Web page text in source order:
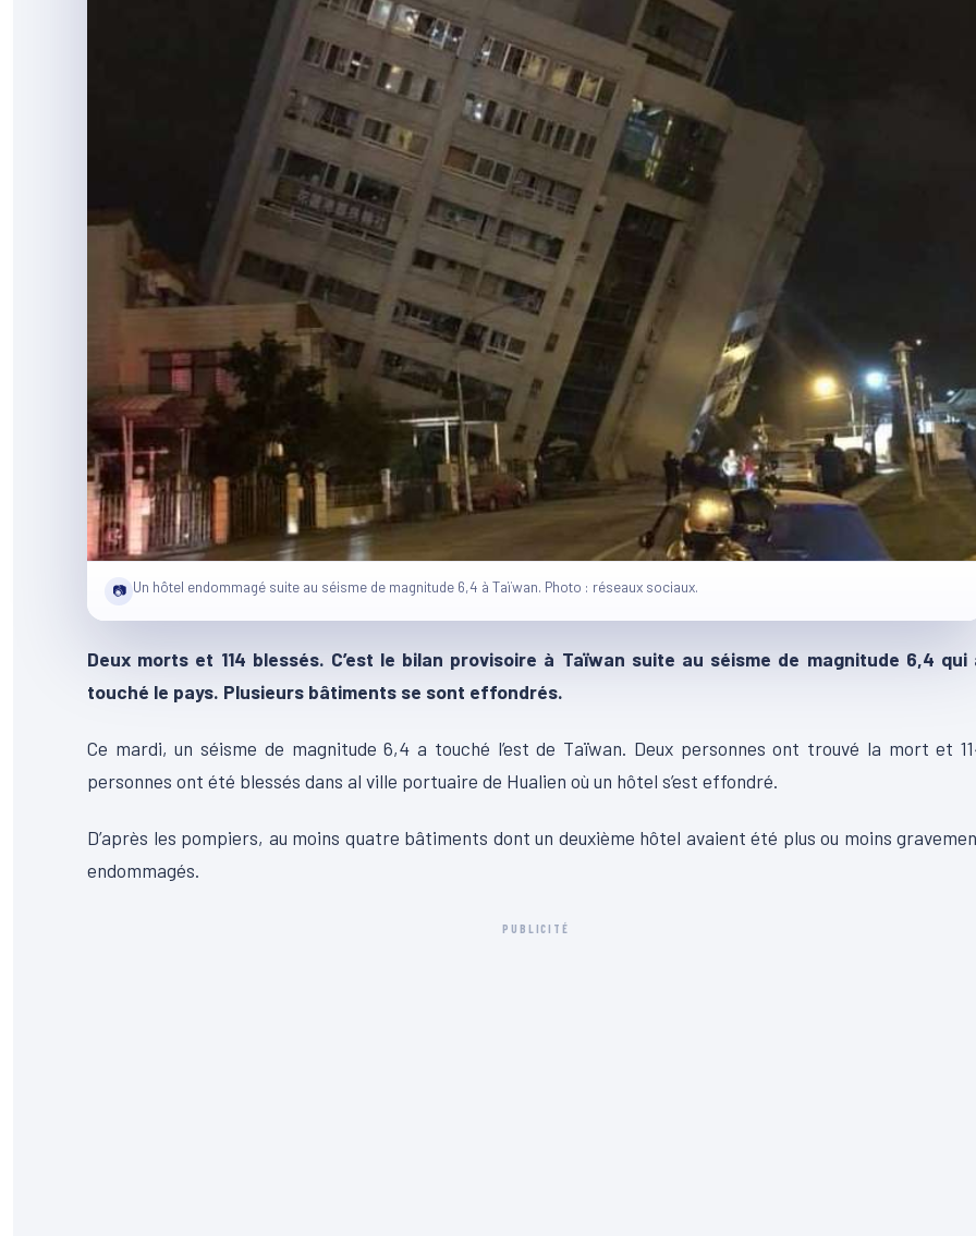
📷 Un hôtel endommagé suite au séisme de magnitude 6,4 à Taïwan. Photo : réseaux sociaux.
Deux morts et 114 blessés. C’est le bilan provisoire à Taïwan suite au séisme de magnitude 6,4 qui
touché le pays. Plusieurs bâtiments se sont effondrés.
Ce mardi, un séisme de magnitude 6,4 a touché l’est de Taïwan. Deux personnes ont trouvé la mort et
personnes ont été blessés dans al ville portuaire de Hualien où un hôtel s’est effondré.
D’après les pompiers, au moins quatre bâtiments dont un deuxième hôtel avaient été plus ou moins
endommagés.
PUBLICITÉ